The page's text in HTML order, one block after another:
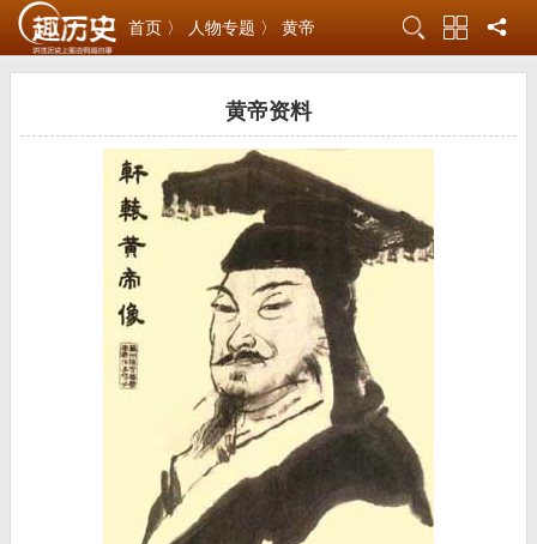
首页 〉 人物专题 〉 黄帝
黄帝资料